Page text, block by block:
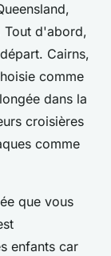
Tout d'abord,
Cairns,
comme
dans la
croisières
comme
que vous
enfants car